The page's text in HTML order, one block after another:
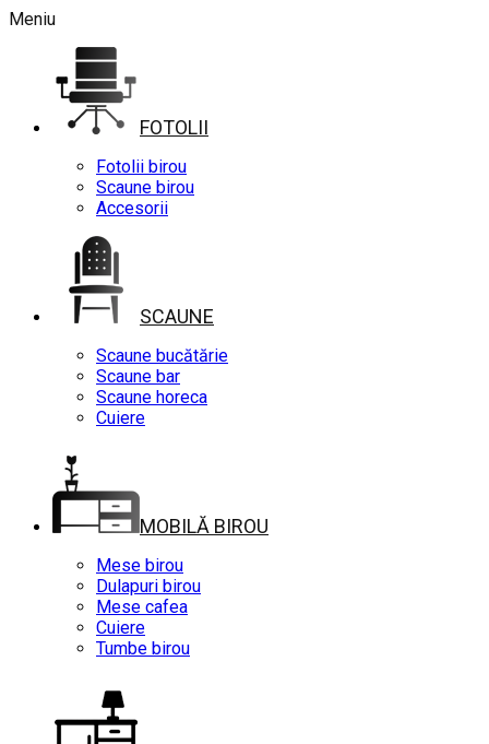
Meniu
FOTOLII
Fotolii birou
Scaune birou
Accesorii
SCAUNE
Scaune bucătărie
Scaune bar
Scaune horeca
Cuiere
MOBILĂ BIROU
Mese birou
Dulapuri birou
Mese cafea
Cuiere
Tumbe birou